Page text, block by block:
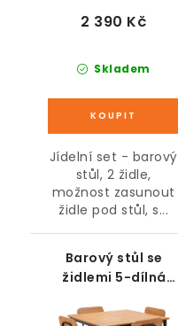
Skladem
2 390 Kč
Jídelní set - barový
stůl, 2 židle,
možnost zasunout
židle pod stůl, s...
Barový stůl se
židlemi 5-dílná